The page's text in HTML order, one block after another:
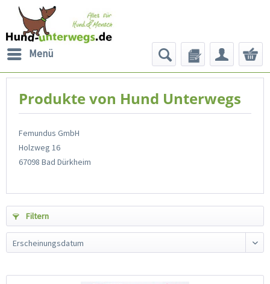
Menü
Produkte von Hund Unterwegs
Femundus GmbH
Holzweg 16
67098 Bad Dürkheim
Filtern